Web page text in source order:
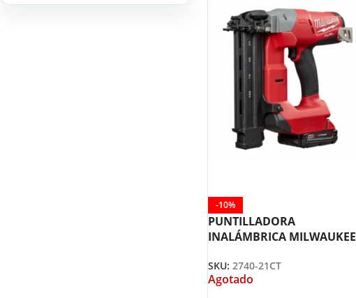
-10%
PUNTILLADORA
INALÁMBRICA MILWAUKEE
SKU:2740-21CT
Agotado